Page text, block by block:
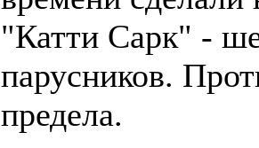
"Катти Сарк" -
парусников.
предела.